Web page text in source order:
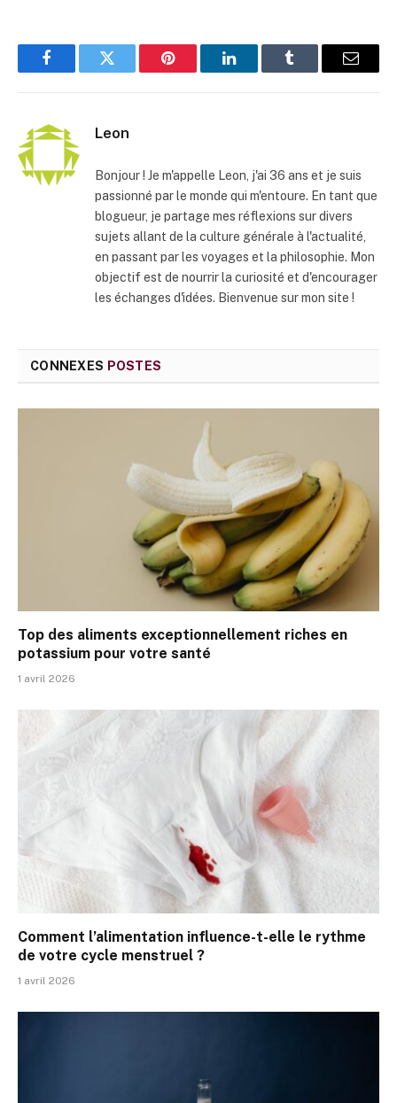
FacebookTwitter Pinterest LinkedInTumblr
E-
Leon
Bonjour ! Je m'appelle Leon, j'ai 36 ans et je suis
passionné par le monde qui m'entoure. En tant que
blogueur, je partage mes réflexions sur divers
sujets allant de la culture générale à l'actualité,
en passant par les voyages et la philosophie. Mon
objectif est de nourrir la curiosité et d'encourager
les échanges d'idées. Bienvenue sur mon site !
CONNEXES POSTES
Top des aliments exceptionnellement riches en
potassium pour votre santé
1 avril 2026
Comment l’alimentation influence-t-elle le rythme
de votre cycle menstruel ?
1 avril 2026